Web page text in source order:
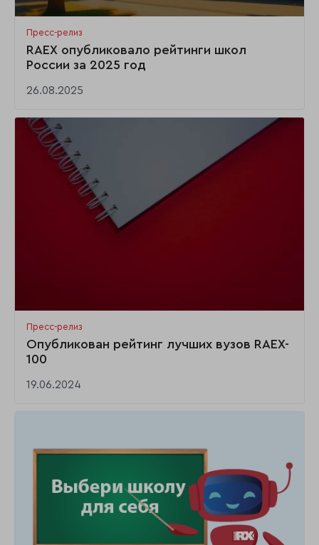
Пресс-релиз
RAEX опубликовало рейтинги школ
России за 2025 год
26.08.2025
Пресс-релиз
Опубликован рейтинг лучших вузов RAEX-
100
19.06.2024